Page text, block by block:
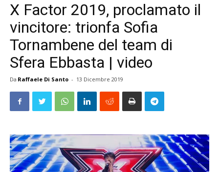
X Factor 2019, proclamato il
vincitore: trionfa Sofia
Tornambene del team di
Sfera Ebbasta | video
Da Raffaele Di Santo - 13 Dicembre 2019